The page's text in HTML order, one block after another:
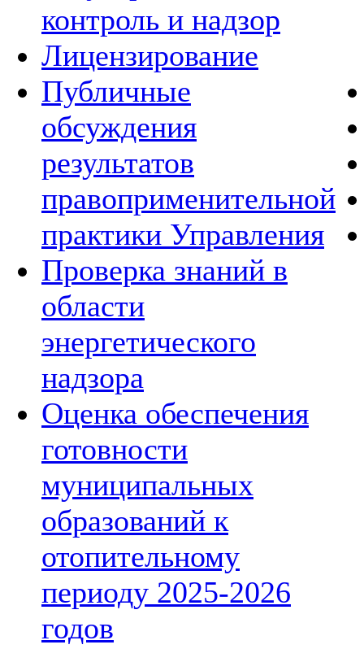
контроль и надзор
Лицензирование
Публичные
обсуждения
результатов
правоприменительной
практики Управления
Проверка знаний в
области
энергетического
надзора
Оценка обеспечения
готовности
муниципальных
образований к
отопительному
периоду 2025-2026
годов